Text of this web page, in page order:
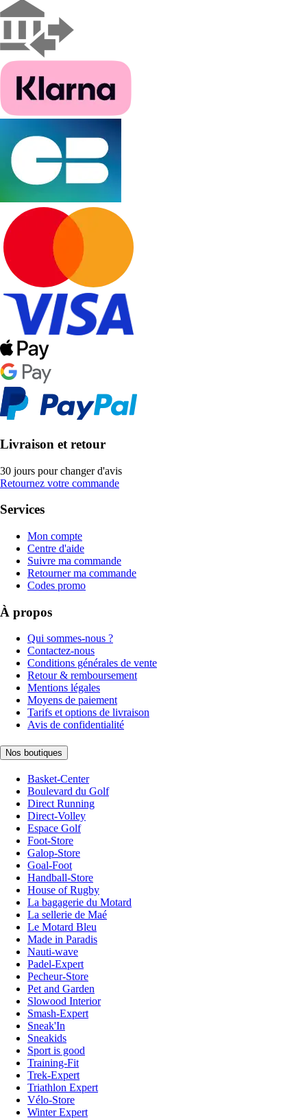
Livraison et retour
30 jours pour changer d'avis
Retournez votre commande
Services
Mon compte
Centre d'aide
Suivre ma commande
Retourner ma commande
Codes promo
À propos
Qui sommes-nous ?
Contactez-nous
Conditions générales de vente
Retour & remboursement
Mentions légales
Moyens de paiement
Tarifs et options de livraison
Avis de confidentialité
Nos boutiques
Basket-Center
Boulevard du Golf
Direct Running
Direct-Volley
Espace Golf
Foot-Store
Galop-Store
Goal-Foot
Handball-Store
House of Rugby
La bagagerie du Motard
La sellerie de Maé
Le Motard Bleu
Made in Paradis
Nauti-wave
Padel-Expert
Pecheur-Store
Pet and Garden
Slowood Interior
Smash-Expert
Sneak'In
Sneakids
Sport is good
Training-Fit
Trek-Expert
Triathlon Expert
Vélo-Store
Winter Expert